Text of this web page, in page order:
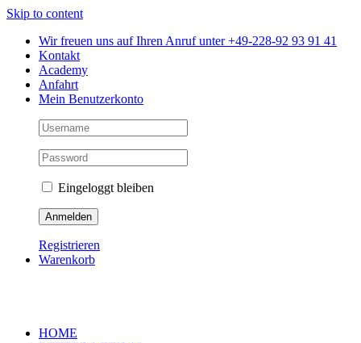
Skip to content
Wir freuen uns auf Ihren Anruf unter +49-228-92 93 91 41
Kontakt
Academy
Anfahrt
Mein Benutzerkonto
Eingeloggt bleiben
Registrieren
Warenkorb
HOME